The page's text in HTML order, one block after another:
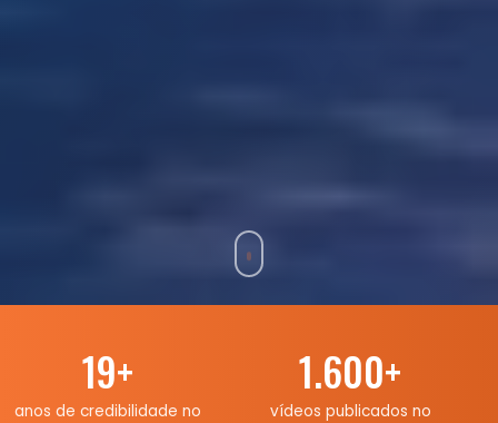
19+
anos de credibilidade no
1.600+
vídeos publicados no